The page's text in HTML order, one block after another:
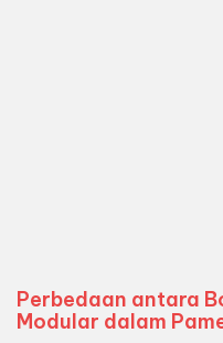
Perbedaan antara
Modular dalam